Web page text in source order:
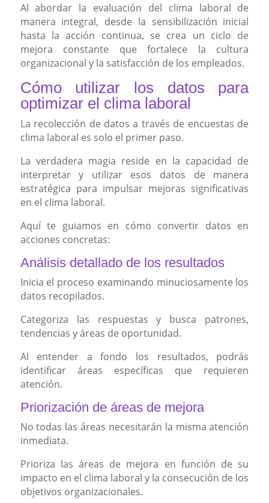
Al abordar la evaluación del clima laboral de
manera integral, desde la sensibilización inicial
hasta la acción continua, se crea un ciclo de
mejora constante que fortalece la cultura
organizacional y la satisfacción de los empleados.
Cómo utilizar los datos para
optimizar el clima laboral
La recolección de datos a través de encuestas de
clima laboral es solo el primer paso.
La verdadera magia reside en la capacidad de
interpretar y utilizar esos datos de manera
estratégica para impulsar mejoras significativas
en el clima laboral.
Aquí te guiamos en cómo convertir datos en
acciones concretas:
Análisis detallado de los resultados
Inicia el proceso examinando minuciosamente los
datos recopilados.
Categoriza las respuestas y busca patrones,
tendencias y áreas de oportunidad.
Al entender a fondo los resultados, podrás
identificar áreas específicas que requieren
atención.
Priorización de áreas de mejora
No todas las áreas necesitarán la misma atención
inmediata.
Prioriza las áreas de mejora en función de su
impacto en el clima laboral y la consecución de los
objetivos organizacionales.